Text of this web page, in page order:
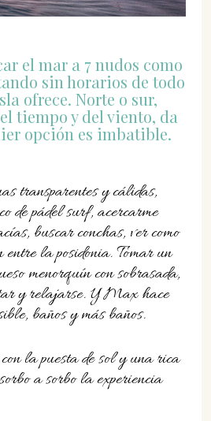
el mar a 7 nudos como
sin horarios de todo
ofrece. Norte o sur,
tiempo y del viento, da
opción es imbatible.
transparentes y cálidas,
de pádel surf, acercarme
buscar conchas, ver como
entre la posidonia. Tomar un
menorquín con sobrasada,
y relajarse. Y Max hace
baños y más baños.
la puesta de sol y una rica
a sorbo la experiencia